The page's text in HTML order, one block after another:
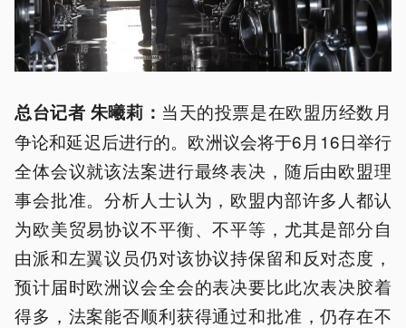
总台记者 朱曦莉： 当天的投票是在欧盟历经数月
争论和延迟后进行的。欧洲议会将于6月16日举行
全体会议就该法案进行最终表决，随后由欧盟理
事会批准。分析人士认为，欧盟内部许多人都认
为欧美贸易协议不平衡、不平等，尤其是部分自
由派和左翼议员仍对该协议持保留和反对态度，
预计届时欧洲议会全会的表决要比此次表决胶着
得多，法案能否顺利获得通过和批准，仍存在不